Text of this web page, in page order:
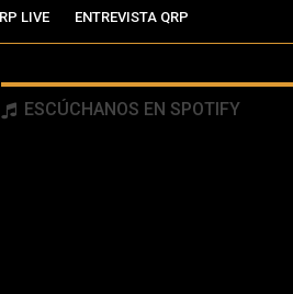
LIVE ENTREVISTA QRP
ESCÚCHANOS EN SPOTIFY